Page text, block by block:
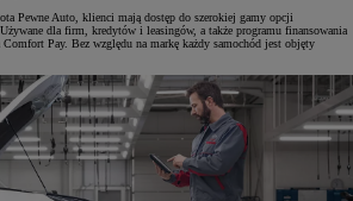
Pewne Auto, klienci mają dostęp do szerokiej gamy opcji
dla firm, kredytów i leasingów, a także programu finansowania
Comfort Pay. Bez względu na markę każdy samochód jest objęty